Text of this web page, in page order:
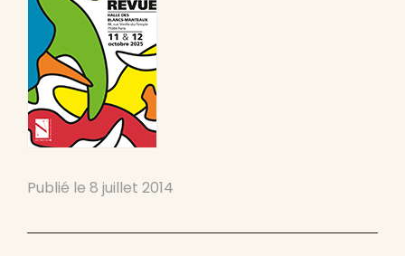
Publié le 8 juillet 2014